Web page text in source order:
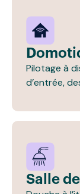
Pilotage à
d’entrée,
Salle